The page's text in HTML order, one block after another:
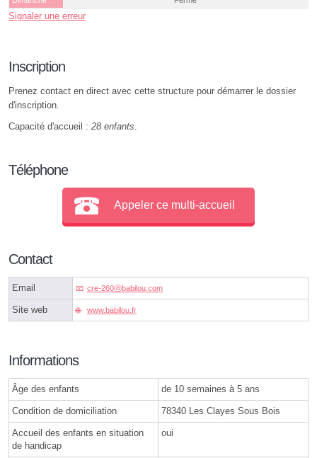
Signaler une erreur
Inscription
Prenez contact en direct avec cette structure pour démarrer le dossier
d'inscription.
Capacité d'accueil : 28 enfants
Téléphone
Appeler ce multi-accueil
Contact
Email cre-260ⓐbabilou.com
Site web www.babilou.fr
Informations
Âge des enfants de 10 semaines à 5 ans
Condition de domiciliation 78340 Les Clayes Sous Bois
Accueil des enfants en situation
de handicap
oui